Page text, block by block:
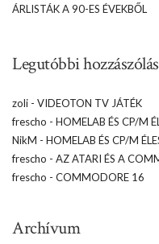
ÁRLISTÁK A 90-ES ÉVEKBŐL
Legutóbbi
zoli - VIDEOTON TV JÁTÉK
frescho - HOMELAB ÉS CP/M
NikM - HOMELAB ÉS CP/M
frescho - AZ ATARI ÉS A
frescho - COMMODORE 16
Archívum